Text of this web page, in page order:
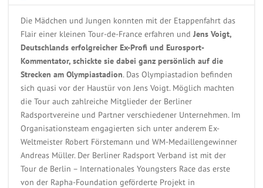
Die Mädchen und Jungen konnten mit der Etappenfahrt das
Flair einer kleinen Tour-de-France erfahren undJens Voigt,
Deutschlands erfolgreicher Ex-Profi und Eurosport-
Kommentator, schickte sie dabei ganz persönlich auf die
Strecken am Olympiastadion. Das Olympiastadion befinden
sich quasi vor der Haustür von Jens Voigt. Möglich machten
die Tour auch zahlreiche Mitglieder der Berliner
Radsportvereine und Partner verschiedener Unternehmen. Im
Organisationsteam engagierten sich unter anderem Ex-
Weltmeister Robert Förstemann und WM-Medaillengewinner
Andreas Müller. Der Berliner Radsport Verband ist mit der
Tour de Berlin – Internationales Youngsters Race das erste
von der Rapha-Foundation geförderte Projekt in